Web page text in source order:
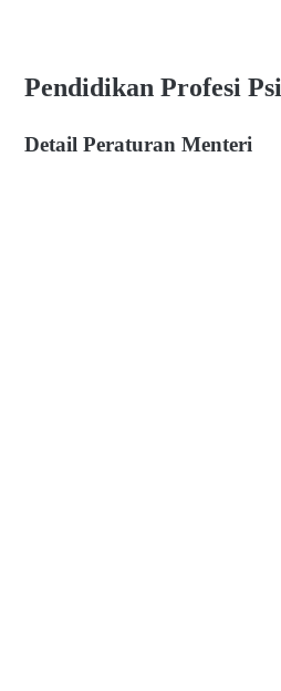
Pendidikan Profesi
Detail Peraturan Menteri